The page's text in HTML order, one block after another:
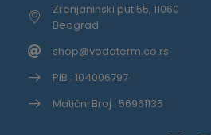
Zrenjaninski put 55, 11060
Beograd
shop@vodoterm.co.rs
PIB : 104006797
Matični Broj : 56961135